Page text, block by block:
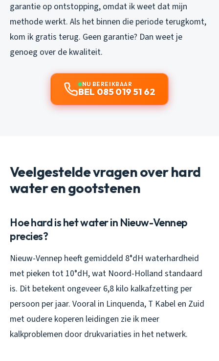
garantie op ontstopping, omdat ik weet dat mijn
methode werkt. Als het binnen die periode terugkomt,
kom ik gratis terug. Geen garantie? Dan weet je
genoeg over de kwaliteit.
NU BEREIKBAAR
BEL 085 019 51 62
Veelgestelde vragen over hard
water en gootstenen
Hoe hard is het water in Nieuw-Vennep
precies?
Nieuw-Vennep heeft gemiddeld 8°dH waterhardheid
met pieken tot 10°dH, wat Noord-Holland standaard
is. Dit betekent ongeveer 6,8 kilo kalkafzetting per
persoon per jaar. Vooral in Linquenda, T Kabel en Zuid
met oudere koperen leidingen zie ik meer
kalkproblemen door drukvariaties in het netwerk.